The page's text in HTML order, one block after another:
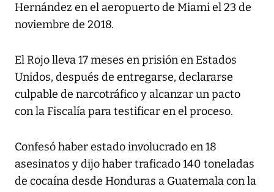
Hernández en el aeropuerto de Miami el 23 de
noviembre de 2018.
El Rojo lleva 17 meses en prisión en Estados
Unidos, después de entregarse, declararse
culpable de narcotráfico y alcanzar un pacto
con la Fiscalía para testificar en el proceso.
Confesó haber estado involucrado en 18
asesinatos y dijo haber traficado 140 toneladas
de cocaína desde Honduras a Guatemala con la